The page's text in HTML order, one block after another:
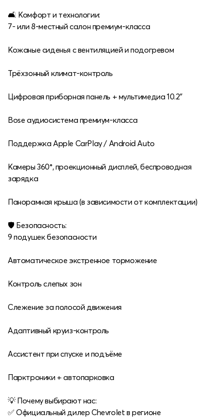
🛋 Комфорт и технологии:
7- или 8-местный салон премиум-класса
Кожаные сиденья с вентиляцией и подогревом
Трёхзонный климат-контроль
Цифровая приборная панель + мультимедиа 10.2″
Bose аудиосистема премиум-класса
Поддержка Apple CarPlay / Android Auto
Камеры 360°, проекционный дисплей, беспроводная
зарядка
Панорамная крыша (в зависимости от комплектации)
🛡 Безопасность:
9 подушек безопасности
Автоматическое экстренное торможение
Контроль слепых зон
Слежение за полосой движения
Адаптивный круиз-контроль
Ассистент при спуске и подъёме
Парктроники + автопарковка
💡 Почему выбирают нас:
✅ Официальный дилер Chevrolet в регионе